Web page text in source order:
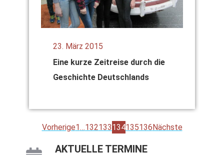
23. März 2015
Eine kur­ze Zeit­rei­se durch die
Geschich­te Deutsch­lands
Vor­he­ri­ge1…132133134135136Nächs­te
AKTU­EL­LE TER­MI­NE